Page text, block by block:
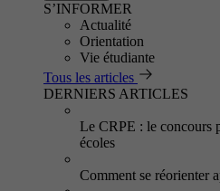
S’INFORMER
Actualité
Orientation
Vie étudiante
Tous les articles
DERNIERS ARTICLES
Le CRPE : le concours
écoles
Comment se réorienter